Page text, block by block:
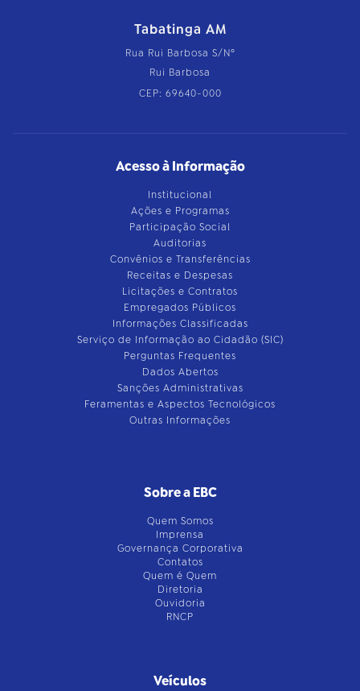
Tabatinga AM
Rua Rui Barbosa S/Nº
Rui Barbosa
CEP: 69640-000
Acesso à Informação
Institucional
Ações e Programas
Participação Social
Auditorias
Convênios e Transferências
Receitas e Despesas
Licitações e Contratos
Empregados Públicos
Informações Classificadas
Serviço de Informação ao Cidadão (SIC)
Perguntas Frequentes
Dados Abertos
Sanções Administrativas
Feramentas e Aspectos Tecnológicos
Outras Informações
Sobre a EBC
Quem Somos
Imprensa
Governança Corporativa
Contatos
Quem é Quem
Diretoria
Ouvidoria
RNCP
Veículos